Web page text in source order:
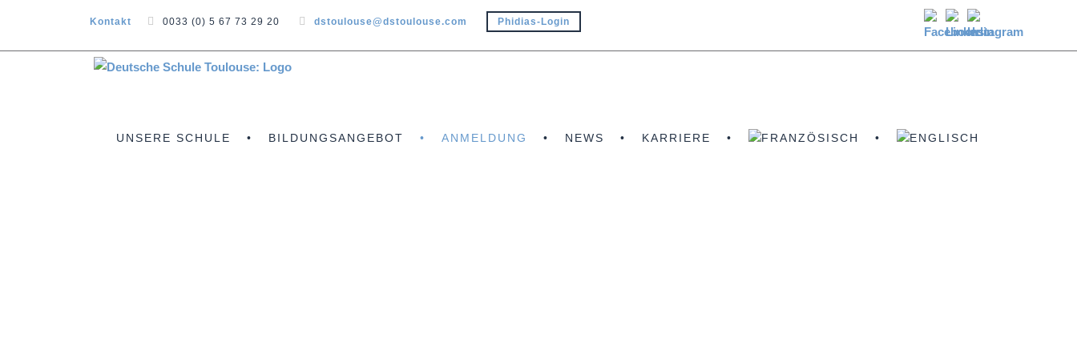
Kontakt 0033 (0) 5 67 73 29 20 dstoulouse@dstoulouse.com Phidias-Login
UNSERE SCHULE BILDUNGSANGEBOT ANMELDUNG NEWS KARRIERE